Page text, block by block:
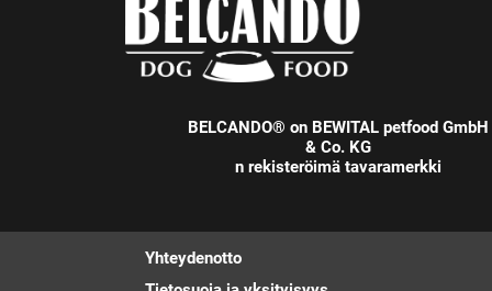
BELCANDO® on BEWITAL petfood GmbH
& Co. KG
n rekisteröimä tavaramerkki
Yhteydenotto